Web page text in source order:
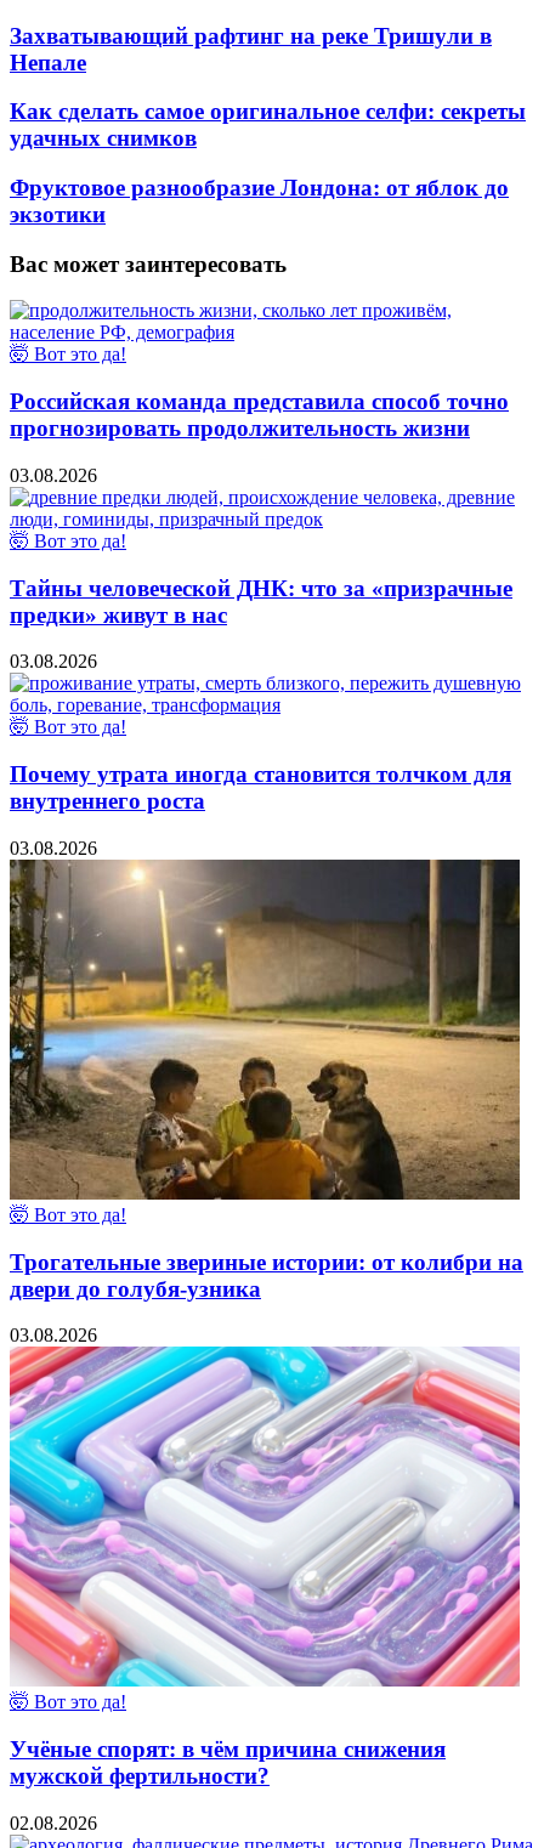
Захватывающий рафтинг на реке Тришули в
Непале
Как сделать самое оригинальное селфи: секреты
удачных снимков
Фруктовое разнообразие Лондона: от яблок до
экзотики
Вас может заинтересовать
🤯 Вот это да!
Российская команда представила способ точно
прогнозировать продолжительность жизни
03.08.2026
🤯 Вот это да!
Тайны человеческой ДНК: что за «призрачные
предки» живут в нас
03.08.2026
🤯 Вот это да!
Почему утрата иногда становится толчком для
внутреннего роста
03.08.2026
🤯 Вот это да!
Трогательные звериные истории: от колибри на
двери до голубя-узника
03.08.2026
🤯 Вот это да!
Учёные спорят: в чём причина снижения
мужской фертильности?
02.08.2026